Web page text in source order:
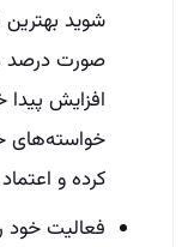
شوید بهترین
صورت درصد
افزایش
خواسته‌های
کرده و
فعالیت خود